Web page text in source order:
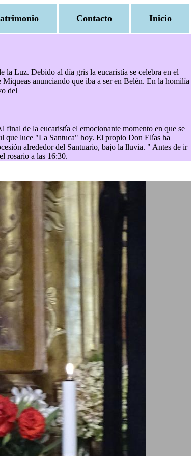
Contacto Inicio
la Luz. Debido al día gris la eucaristía se celebra en el
anunciando que iba a ser en Belén. En la homilía
del
final de la eucaristía el emocionante momento en que se
que luce "La Santuca" hoy. El propio Don Elías ha
alrededor del Santuario, bajo la lluvia. " Antes de ir
rosario a las 16:30.